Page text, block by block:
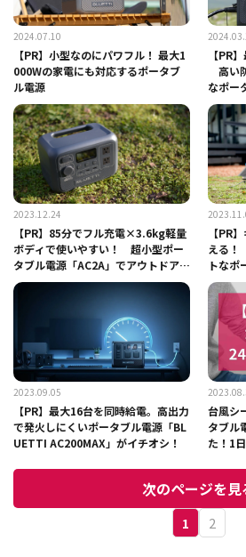
2024.07.10
【PR】小型なのにパワフル！ 最大1
000Wの家電にも対応するポータブ
ル電源
【PR
高い
なポー
2023.12.24
【PR】85分でフル充電×3.6kg軽量
ボディで使いやすい！ 超小型ポー
タブル電源「AC2A」でアウトドアも
災害時も快適
【PR
える！
トなポ
0」が
2023.09.05
【PR】最大16台を同時給電。高出力
で発火しにくいポータブル電源「BL
UETTI AC200MAX」がイチオシ！
台風シ
タブル
た！1
次のページを見
1 2